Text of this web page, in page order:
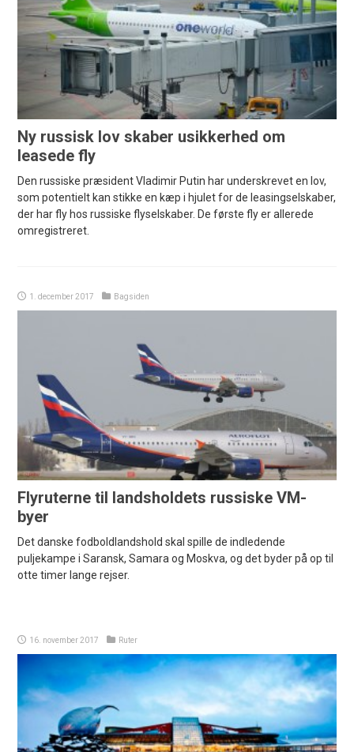
Ny russisk lov skaber usikkerhed om
leasede fly
Den russiske præsident Vladimir Putin har underskrevet en lov,
som potentielt kan stikke en kæp i hjulet for de leasingselskaber,
der har fly hos russiske flyselskaber. De første fly er allerede
omregistreret.
1. december 2017 Bagsiden
Flyruterne til landsholdets russiske VM-
byer
Det danske fodboldlandshold skal spille de indledende
puljekampe i Saransk, Samara og Moskva, og det byder på op til
otte timer lange rejser.
16. november 2017 Ruter